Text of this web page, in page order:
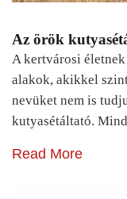
Az örök
A kertvárosi
alakok, akikkel
nevüket nem is
kutyasétáltató.
Read More